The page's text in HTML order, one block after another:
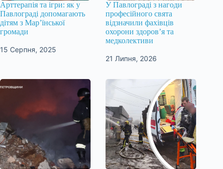
Арттерапія та ігри: як у
Павлограді допомагають
дітям з Мар’їнської
громади
15 Серпня, 2025
У Павлограді з нагоди
професійного свята
відзначили фахівців
охорони здоров’я та
медколективи
21 Липня, 2026